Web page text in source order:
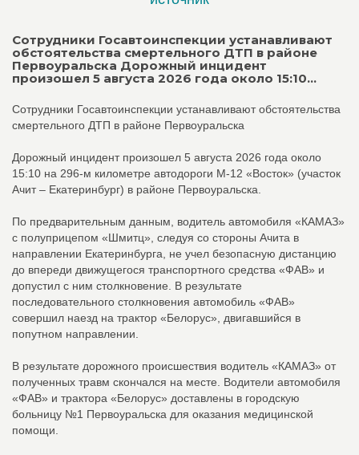
Сотрудники Госавтоинспекции устанавливают
обстоятельства смертельного ДТП в районе
Первоуральска Дорожный инцидент
произошел 5 августа 2026 года около 15:10...
Сотрудники Госавтоинспекции устанавливают обстоятельства
смертельного ДТП в районе Первоуральска
Дорожный инцидент произошел 5 августа 2026 года около
15:10 на 296-м километре автодороги М-12 «Восток» (участок
Ачит – Екатеринбург) в районе Первоуральска.
По предварительным данным, водитель автомобиля «КАМАЗ»
с полуприцепом «Шмитц», следуя со стороны Ачита в
направлении Екатеринбурга, не учел безопасную дистанцию
до впереди движущегося транспортного средства «ФАВ» и
допустил с ним столкновение. В результате
последовательного столкновения автомобиль «ФАВ»
совершил наезд на трактор «Белорус», двигавшийся в
попутном направлении.
В результате дорожного происшествия водитель «КАМАЗ» от
полученных травм скончался на месте. Водители автомобиля
«ФАВ» и трактора «Белорус» доставлены в городскую
больницу №1 Первоуральска для оказания медицинской
помощи.